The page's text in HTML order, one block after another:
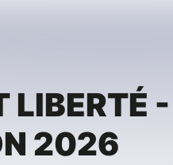
LIBERTÉ -
2026